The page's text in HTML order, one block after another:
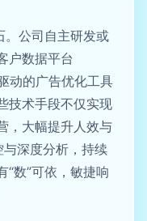
。公司自主研发或
户数据平台
动的广告优化工具
技术手段不仅实现
，大幅提升人效与
深度分析，持续
“数”可依，敏捷响